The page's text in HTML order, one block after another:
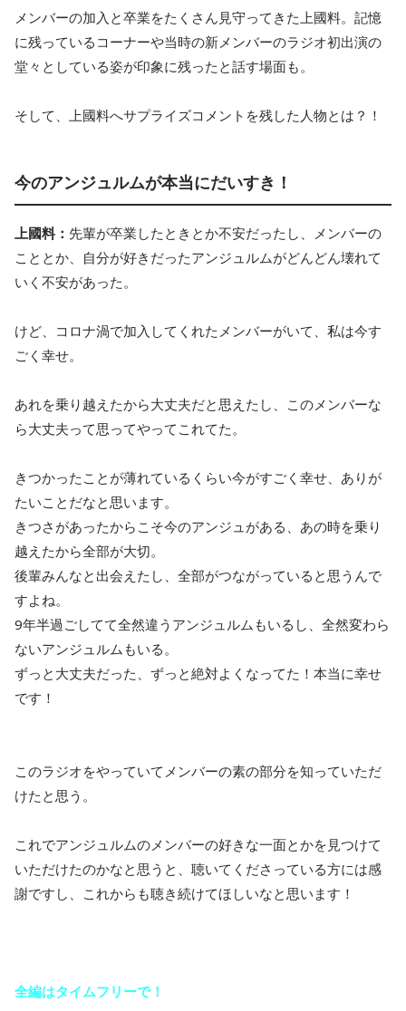
メンバーの加入と卒業をたくさん見守ってきた上國料。記憶
に残っているコーナーや当時の新メンバーのラジオ初出演の
堂々としている姿が印象に残ったと話す場面も。
そして、上國料へサプライズコメントを残した人物とは？！
今のアンジュルムが本当にだいすき！
上國料： 先輩が卒業したときとか不安だったし、メンバーの
こととか、自分が好きだったアンジュルムがどんどん壊れて
いく不安があった。
けど、コロナ渦で加入してくれたメンバーがいて、私は今す
ごく幸せ。
あれを乗り越えたから大丈夫だと思えたし、このメンバーな
ら大丈夫って思ってやってこれてた。
きつかったことが薄れているくらい今がすごく幸せ、ありが
たいことだなと思います。
きつさがあったからこそ今のアンジュがある、あの時を乗り
越えたから全部が大切。
後輩みんなと出会えたし、全部がつながっていると思うんで
すよね。
9年半過ごしてて全然違うアンジュルムもいるし、全然変わら
ないアンジュルムもいる。
ずっと大丈夫だった、ずっと絶対よくなってた！本当に幸せ
です！
このラジオをやっていてメンバーの素の部分を知っていただ
けたと思う。
これでアンジュルムのメンバーの好きな一面とかを見つけて
いただけたのかなと思うと、聴いてくださっている方には感
謝ですし、これからも聴き続けてほしいなと思います！
全編はタイムフリーで！